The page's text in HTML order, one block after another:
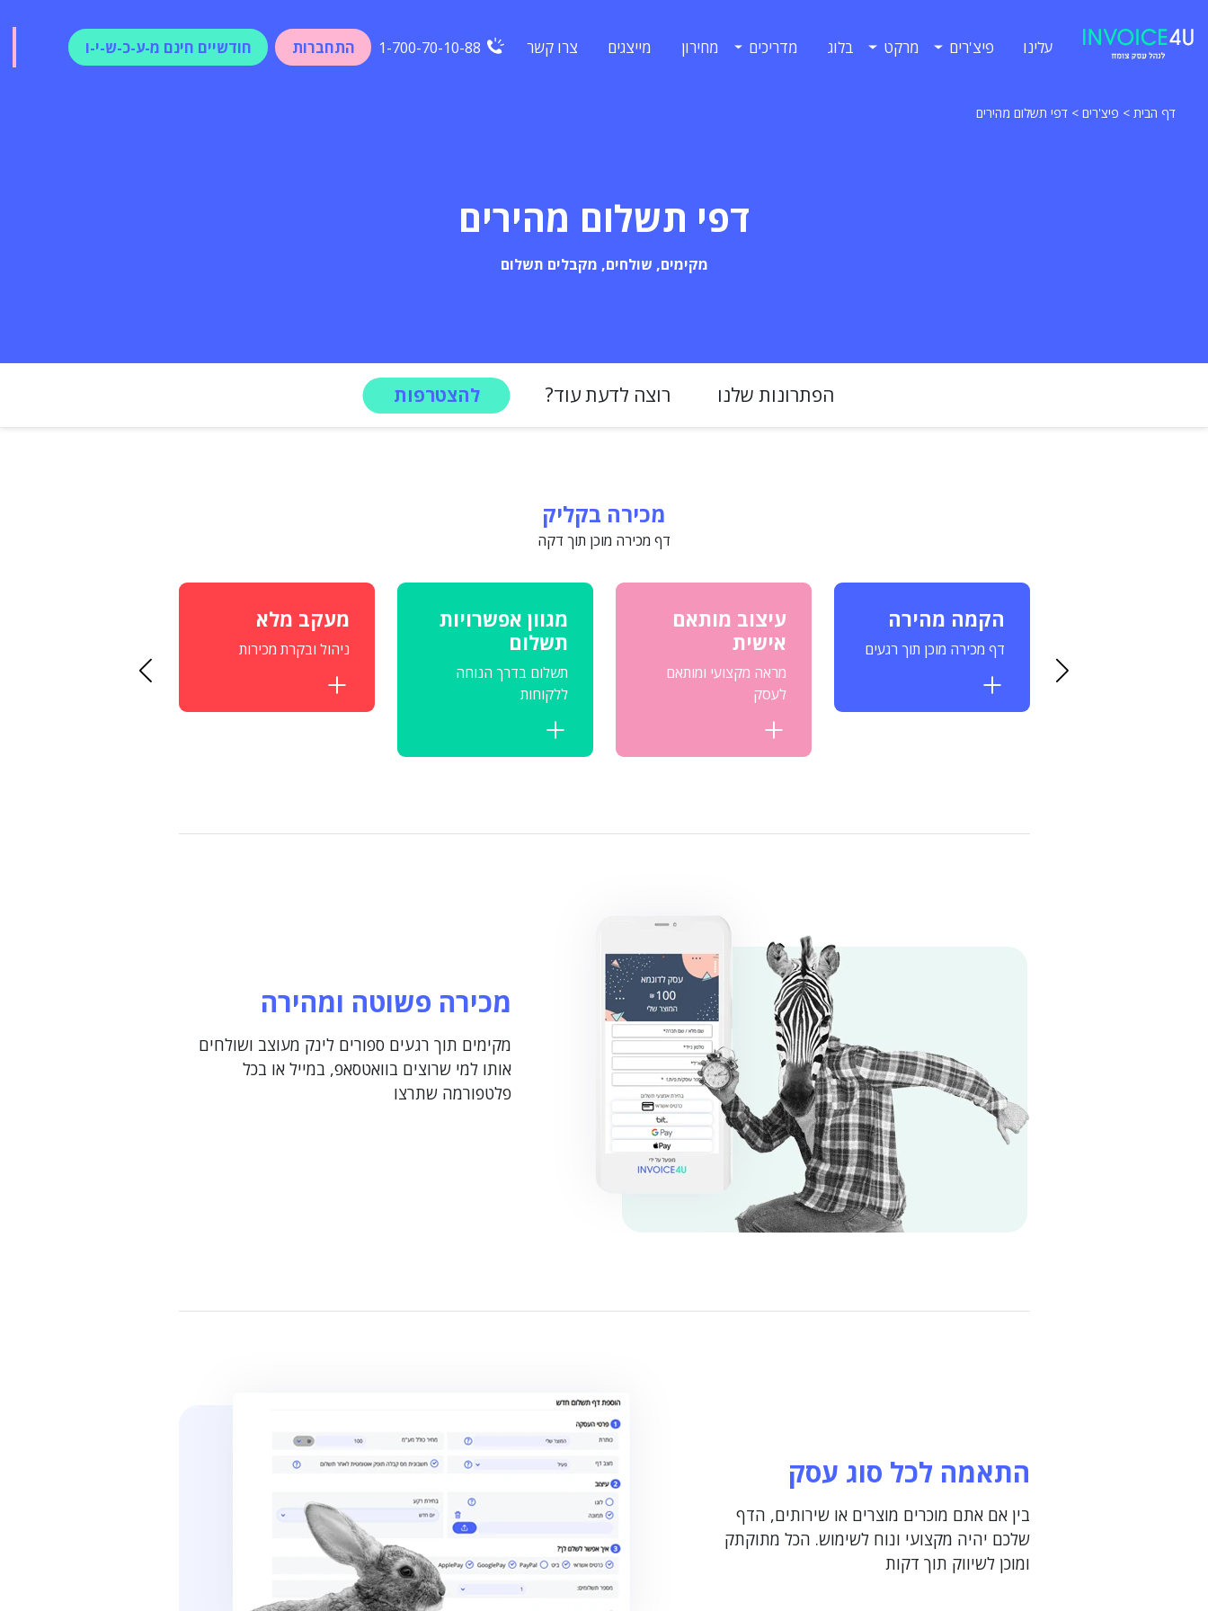
עלינו פיצ'רים מרקט בלוג מדריכים מחירון מייצגים צרו קשר 1-700-70-10-88 התחברות חודשיים חינם מ-ע-כ-ש-י-ו
דף הבית > פיצ'רים > דפי תשלום מהירים
דפי תשלום מהירים
מקימים, שולחים, מקבלים תשלום
הפתרונות שלנו רוצה לדעת עוד? להצטרפות
מכירה בקליק
דף מכירה מוכן תוך דקה
הקמה מהירה
דף מכירה מוכן תוך רגעים
עיצוב מותאם
אישית
מראה מקצועי ומותאם
לעסק
מגוון אפשרויות
תשלום
תשלום בדרך הנוחה
ללקוחות
מעקב מלא
ניהול ובקרת מכירות
מכירה פשוטה ומהירה
מקימים תוך רגעים ספורים לינק מעוצב ושולחים
אותו למי שרוצים בוואטסאפ, במייל או בכל
פלטפורמה שתרצו
התאמה לכל סוג עסק
בין אם אתם מוכרים מוצרים או שירותים, הדף
שלכם יהיה מקצועי ונוח לשימוש. הכל מתוקתק
ומוכן לשיווק תוך דקות